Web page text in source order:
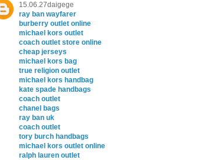
15.06.27daigege
ray ban wayfarer
burberry outlet online
michael kors outlet
coach outlet store online
cheap jerseys
michael kors bag
true religion outlet
michael kors handbag
kate spade handbags
coach outlet
chanel bags
ray ban uk
coach outlet
tory burch handbags
michael kors outlet online
ralph lauren outlet